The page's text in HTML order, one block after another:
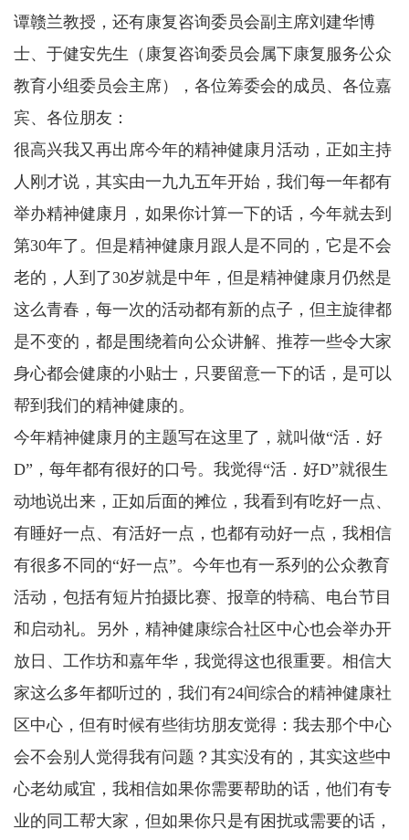
谭赣兰教授，还有康复咨询委员会副主席刘建华博
士、于健安先生（康复咨询委员会属下康复服务公众
教育小组委员会主席），各位筹委会的成员、各位嘉
宾、各位朋友：
很高兴我又再出席今年的精神健康月活动，正如主持
人刚才说，其实由一九九五年开始，我们每一年都有
举办精神健康月，如果你计算一下的话，今年就去到
第30年了。但是精神健康月跟人是不同的，它是不会
老的，人到了30岁就是中年，但是精神健康月仍然是
这么青春，每一次的活动都有新的点子，但主旋律都
是不变的，都是围绕着向公众讲解、推荐一些令大家
身心都会健康的小贴士，只要留意一下的话，是可以
帮到我们的精神健康的。
今年精神健康月的主题写在这里了，就叫做“活．好
D”，每年都有很好的口号。我觉得“活．好D”就很生
动地说出来，正如后面的摊位，我看到有吃好一点、
有睡好一点、有活好一点，也都有动好一点，我相信
有很多不同的“好一点”。今年也有一系列的公众教育
活动，包括有短片拍摄比赛、报章的特稿、电台节目
和启动礼。另外，精神健康综合社区中心也会举办开
放日、工作坊和嘉年华，我觉得这也很重要。相信大
家这么多年都听过的，我们有24间综合的精神健康社
区中心，但有时候有些街坊朋友觉得：我去那个中心
会不会别人觉得我有问题？其实没有的，其实这些中
心老幼咸宜，我相信如果你需要帮助的话，他们有专
业的同工帮大家，但如果你只是有困扰或需要的话，